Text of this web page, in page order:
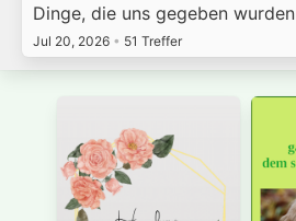
Dinge, die uns gegeben wurden
Jul 20, 2026 • 51 Treffer